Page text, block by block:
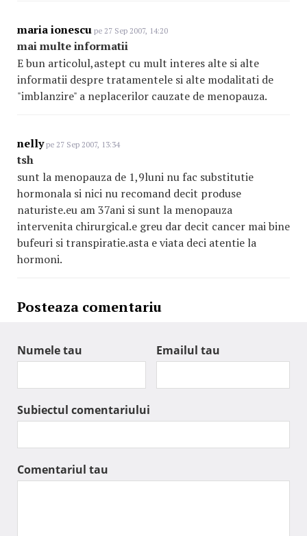
maria ionescu pe 27 Sep 2007, 14:20
mai multe informatii
E bun articolul,astept cu mult interes alte si alte
informatii despre tratamentele si alte modalitati de
"imblanzire" a neplacerilor cauzate de menopauza.
nellype 27 Sep 2007, 13:34
tsh
sunt la menopauza de 1,9luni nu fac substitutie
hormonala si nici nu recomand decit produse
naturiste.eu am 37ani si sunt la menopauza
intervenita chirurgical.e greu dar decit cancer mai bine
bufeuri si transpiratie.asta e viata deci atentie la
hormoni.
Posteaza comentariu
Numele tau Emailul tau
Subiectul comentariului
Comentariul tau